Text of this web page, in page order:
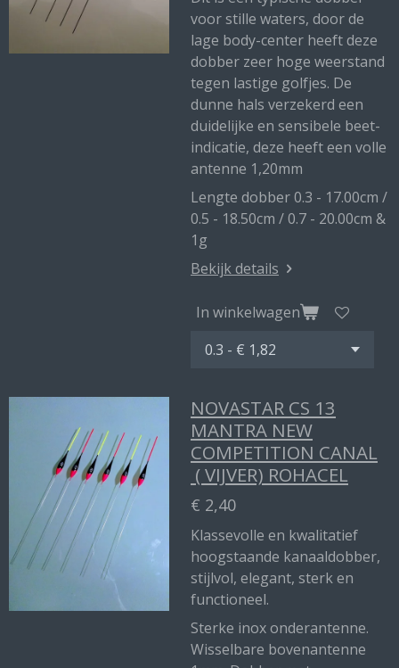
voor stille waters, door de
lage body-center heeft deze
dobber zeer hoge weerstand
tegen lastige golfjes. De
dunne hals verzekerd een
duidelijke en sensibele beet-
indicatie, deze heeft een volle
antenne 1,20mm
Lengte dobber 0.3 - 17.00cm /
0.5 - 18.50cm / 0.7 - 20.00cm &
1g
Bekijk details
In winkelwagen
NOVASTAR CS 13
MANTRA NEW
COMPETITION CANAL
( VIJVER) ROHACEL
€ 2,40
Klassevolle en kwalitatief
hoogstaande kanaaldobber,
stijlvol, elegant, sterk en
functioneel.
Sterke inox onderantenne.
Wisselbare bovenantenne